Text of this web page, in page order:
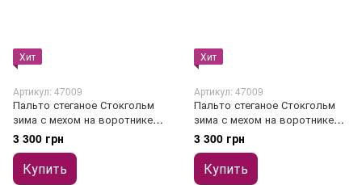
Хит
Артикул: 47009
Пальто стеганое Стокгольм
зима с мехом на воротнике
лате
3 300 грн
Купить
Хит
Артикул: 47009
Пальто стеганое Стокгольм
зима с мехом на воротнике
какао
3 300 грн
Купить